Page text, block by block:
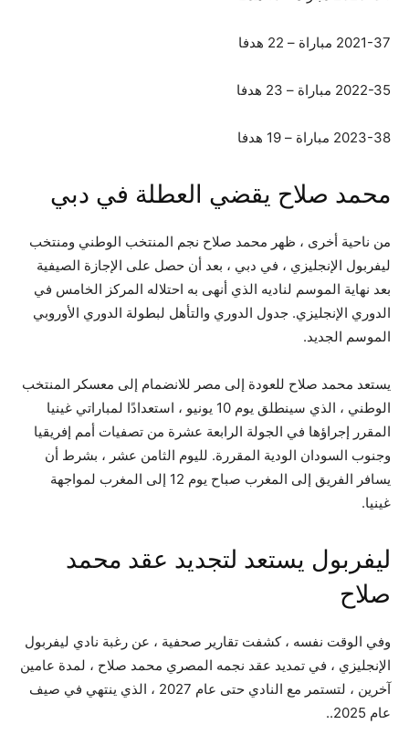
2021-37 مباراة – 22 هدفا
2022-35 مباراة – 23 هدفا
2023-38 مباراة – 19 هدفا
محمد صلاح يقضي العطلة في دبي
من ناحية أخرى ، ظهر محمد صلاح نجم المنتخب الوطني ومنتخب
ليفربول الإنجليزي ، في دبي ، بعد أن حصل على الإجازة الصيفية
بعد نهاية الموسم لناديه الذي أنهى به احتلاله المركز الخامس في
الدوري الإنجليزي. جدول الدوري والتأهل لبطولة الدوري الأوروبي
الموسم الجديد.
يستعد محمد صلاح للعودة إلى مصر للانضمام إلى معسكر المنتخب
الوطني ، الذي سينطلق يوم 10 يونيو ، استعدادًا لمباراتي غينيا
المقرر إجراؤها في الجولة الرابعة عشرة من تصفيات أمم إفريقيا
وجنوب السودان الودية المقررة. لليوم الثامن عشر ، بشرط أن
يسافر الفريق إلى المغرب صباح يوم 12 إلى المغرب لمواجهة
غينيا.
ليفربول يستعد لتجديد عقد محمد
صلاح
وفي الوقت نفسه ، كشفت تقارير صحفية ، عن رغبة نادي ليفربول
الإنجليزي ، في تمديد عقد نجمه المصري محمد صلاح ، لمدة عامين
آخرين ، لتستمر مع النادي حتى عام 2027 ، الذي ينتهي في صيف
عام 2025.
.